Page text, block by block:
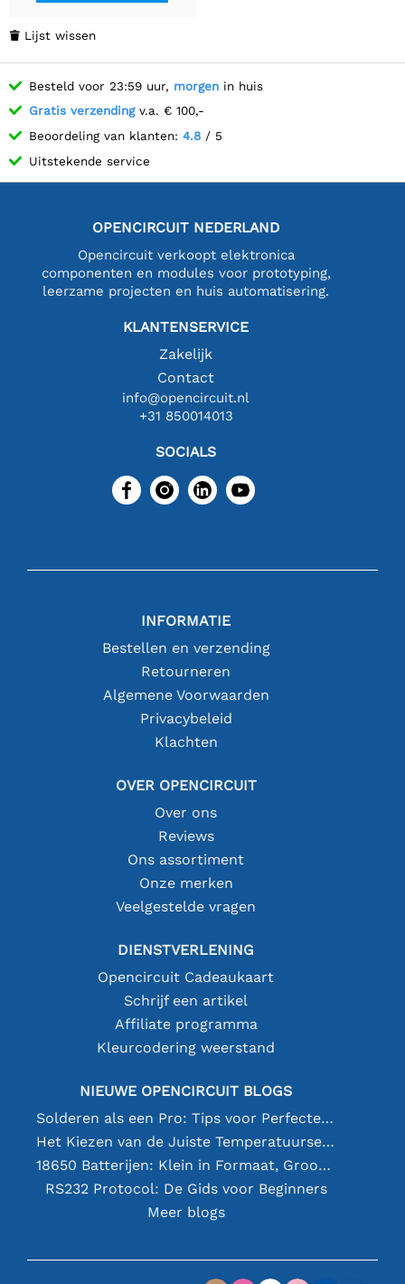
 Lijst wissen
Besteld voor 23:59 uur, morgen in huis
Gratis verzendingv.a. € 100,-
Beoordeling van klanten: 4.8 / 5
Uitstekende service
OPENCIRCUIT NEDERLAND
Opencircuit verkoopt elektronica
componenten en modules voor prototyping,
leerzame projecten en huis automatisering.
KLANTENSERVICE
Zakelijk
Contact
info@opencircuit.nl
+31 850014013
SOCIALS
INFORMATIE
Bestellen en verzending
Retourneren
Algemene Voorwaarden
Privacybeleid
Klachten
OVER OPENCIRCUIT
Over ons
Reviews
Ons assortiment
Onze merken
Veelgestelde vragen
DIENSTVERLENING
Opencircuit Cadeaukaart
Schrijf een artikel
Affiliate programma
Kleurcodering weerstand
NIEUWE OPENCIRCUIT BLOGS
Solderen als een Pro: Tips voor Perfecte Elektronische Verbindingen
Het Kiezen van de Juiste Temperatuursensor [youtube]
18650 Batterijen: Klein in Formaat, Groot in Prestatie
RS232 Protocol: De Gids voor Beginners
Meer blogs